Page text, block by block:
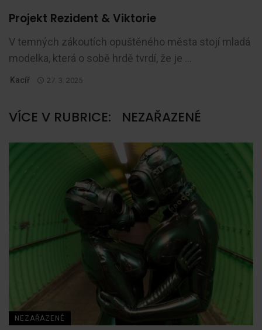
Projekt Rezident & Viktorie
V temných zákoutích opuštěného města stojí mladá
modelka, která o sobě hrdě tvrdí, že je ...
Kacíř 27. 3. 2025
VÍCE V RUBRICE: NEZAŘAZENÉ
NEZAŘAZENÉ